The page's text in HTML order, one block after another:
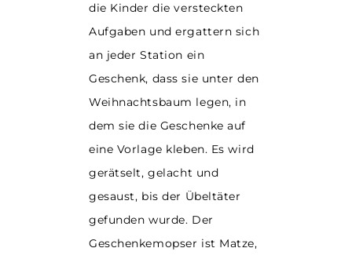
die Kinder die versteckten
Aufgaben und ergattern sich
an jeder Station ein
Geschenk, dass sie unter den
Weihnachtsbaum legen, in
dem sie die Geschenke auf
eine Vorlage kleben. Es wird
gerätselt, gelacht und
gesaust, bis der Übeltäter
gefunden wurde. Der
Geschenkemopser ist Matze,